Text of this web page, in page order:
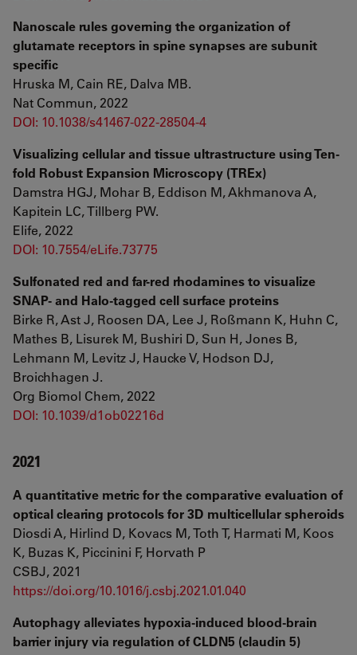
Nanoscale rules governing the organization of
glutamate receptors in spine synapses are subunit
specific
Hruska M, Cain RE, Dalva MB.
Nat Commun, 2022
DOI: 10.1038/s41467-022-28504-4
Visualizing cellular and tissue ultrastructure using Ten-
fold Robust Expansion Microscopy (TREx)
Damstra HGJ, Mohar B, Eddison M, Akhmanova A,
Kapitein LC, Tillberg PW.
Elife, 2022
DOI: 10.7554/eLife.73775
Sulfonated red and far-red rhodamines to visualize
SNAP- and Halo-tagged cell surface proteins
Birke R, Ast J, Roosen DA, Lee J, Roßmann K, Huhn C,
Mathes B, Lisurek M, Bushiri D, Sun H, Jones B,
Lehmann M, Levitz J, Haucke V, Hodson DJ,
Broichhagen J.
Org Biomol Chem, 2022
DOI: 10.1039/d1ob02216d
2021
A quantitative metric for the comparative evaluation of
optical clearing protocols for 3D multicellular spheroids
Diosdi A, Hirlind D, Kovacs M, Toth T, Harmati M, Koos
K, Buzas K, Piccinini F, Horvath P
CSBJ, 2021
https://doi.org/10.1016/j.csbj.2021.01.040
Autophagy alleviates hypoxia-induced blood-brain
barrier injury via regulation of CLDN5 (claudin 5)